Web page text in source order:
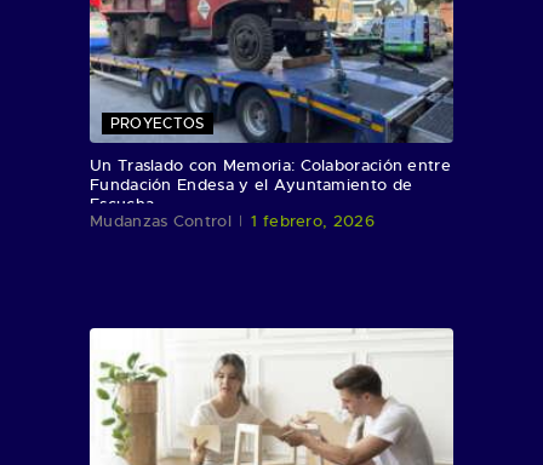
PROYECTOS
Un Traslado con Memoria: Colaboración entre
Fundación Endesa y el Ayuntamiento de
Escucha
Mudanzas Control
1 febrero, 2026